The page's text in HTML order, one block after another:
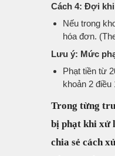
Cách 4: Đợi
Nếu trong
hóa đơn.
Lưu ý: Mức
Phạt tiền từ
khoản 2
Trong từng
bị phạt khi xử
chia sẻ cách